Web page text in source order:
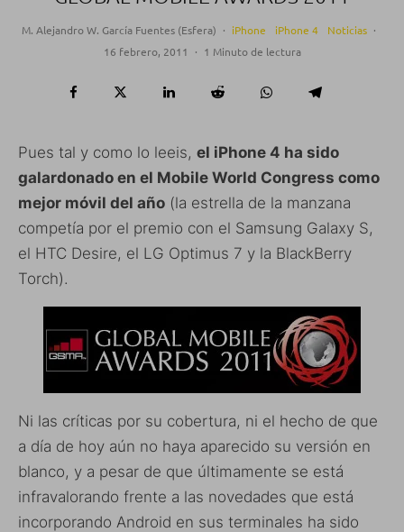
M. Alejandro W. García Fuentes (Esfera) · iPhone iPhone 4 Noticias ·
16 febrero, 2011
· 1 Minuto de lectura
Pues tal y como lo leeis, el iPhone 4 ha sido
galardonado en el Mobile World Congress como
mejor móvil del año (la estrella de la manzana
competía por el premio con el Samsung Galaxy S,
el HTC Desire, el LG Optimus 7 y la BlackBerry
Torch).
Ni las críticas por su cobertura, ni el hecho de que
a día de hoy aún no haya aparecido su versión en
blanco, y a pesar de que últimamente se está
infravalorando frente a las novedades que está
incorporando Android en sus terminales ha sido